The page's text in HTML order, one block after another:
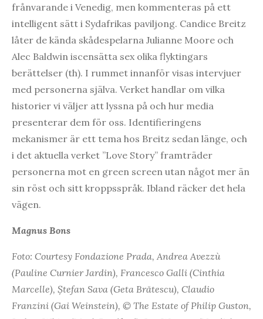
frånvarande i Venedig, men kommenteras på ett
intelligent sätt i Sydafrikas paviljong. Candice Breitz
låter de kända skådespelarna Julianne Moore och
Alec Baldwin iscensätta sex olika flyktingars
berättelser (th). I rummet innanför visas intervjuer
med personerna själva. Verket handlar om vilka
historier vi väljer att lyssna på och hur media
presenterar dem för oss. Identifieringens
mekanismer är ett tema hos Breitz sedan länge, och
i det aktuella verket ”Love Story” framträder
personerna mot en green screen utan något mer än
sin röst och sitt kroppsspråk. Ibland räcker det hela
vägen.
Magnus Bons
Foto: Courtesy Fondazione Prada, Andrea Avezzù
(Pauline Curnier Jardin), Francesco Galli (Cinthia
Marcelle), Ștefan Sava (Geta Brătescu), Claudio
Franzini (Gai Weinstein), © The Estate of Philip Guston,